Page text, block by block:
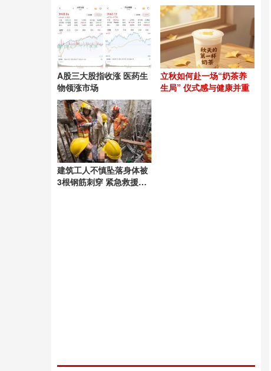
A股三大股指收涨 医药生
物领涨市场
立秋如何赴一场“奶茶养
生局” 仪式感与健康并重
建筑工人不慎坠落身体被
3根钢筋刺穿 紧急救援成